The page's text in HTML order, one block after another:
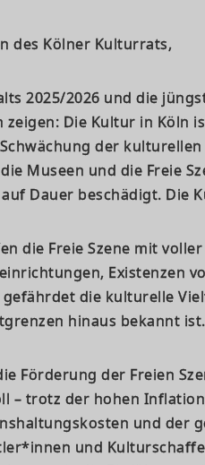
des Kölner Kulturrats,
2025/2026 und die
Die Kultur in Köln
der
Museen und die Freie
Dauer beschädigt. Die
die Freie Szene mit
Existenzen
die kulturelle
hinaus bekannt ist.
Förderung der Freien
– trotz der hohen
und der
und